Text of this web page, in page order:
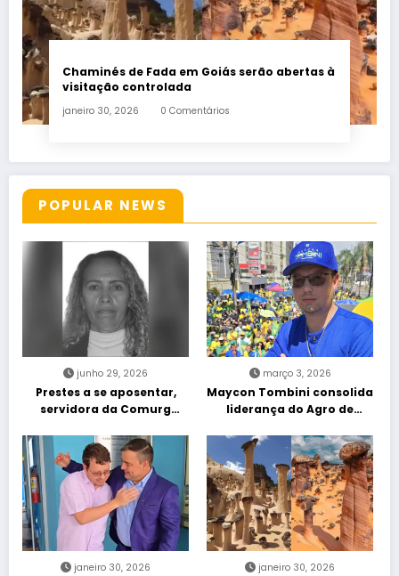
Chaminés de Fada em Goiás serão abertas à
visitação controlada
janeiro 30, 2026 0 Comentários
POPULAR NEWS
junho 29, 2026
Prestes a se aposentar,
servidora da Comurg
entra em protocolo de
morte encefálica
março 3, 2026
Maycon Tombini consolida
liderança do Agro de
“Acorda Brasil” em Goiânia
janeiro 30, 2026 janeiro 30, 2026